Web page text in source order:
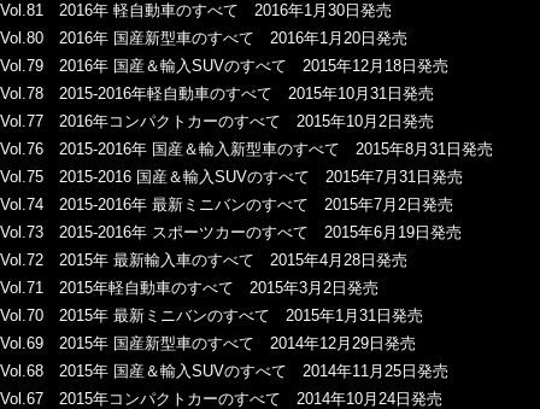
Vol.81 2016年 軽自動車のすべて 2016年1月30日発売
Vol.80 2016年 国産新型車のすべて 2016年1月20日発売
Vol.79 2016年 国産＆輸入SUVのすべて 2015年12月18日発売
Vol.78 2015-2016年軽自動車のすべて 2015年10月31日発売
Vol.77 2016年コンパクトカーのすべて 2015年10月2日発売
Vol.76 2015-2016年 国産＆輸入新型車のすべて 2015年8月31日発売
Vol.75 2015-2016 国産＆輸入SUVのすべて 2015年7月31日発売
Vol.74 2015-2016年 最新ミニバンのすべて 2015年7月2日発売
Vol.73 2015-2016年 スポーツカーのすべて 2015年6月19日発売
Vol.72 2015年 最新輸入車のすべて 2015年4月28日発売
Vol.71 2015年軽自動車のすべて 2015年3月2日発売
Vol.70 2015年 最新ミニバンのすべて 2015年1月31日発売
Vol.69 2015年 国産新型車のすべて 2014年12月29日発売
Vol.68 2015年 国産＆輸入SUVのすべて 2014年11月25日発売
Vol.67 2015年コンパクトカーのすべて 2014年10月24日発売